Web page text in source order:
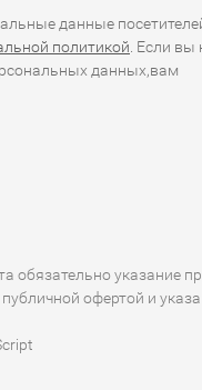
данные
политикой . Если вы
данных,вам
обязательно указание
офертой и